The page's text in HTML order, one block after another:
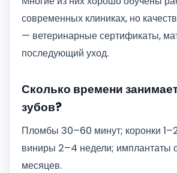
современных клиниках, но
— ветеринарные сертификаты,
последующий уход.
Сколько времени
зубов?
Пломбы 30–60 минут; коронки
виниры 2–4 недели; имплантаты
месяцев.